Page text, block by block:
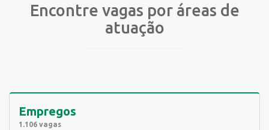
Encontre vagas por áreas de
atuação
Empregos
1.106 vagas